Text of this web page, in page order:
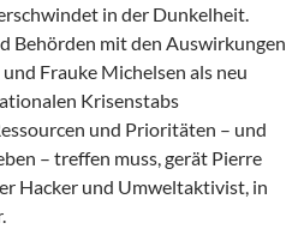
in der Dunkelheit.
Behörden mit den Auswirkungen
Frauke Michelsen als neu
Krisenstabs
und Prioritäten – und
– treffen muss, gerät Pierre
Hacker und Umweltaktivist, in